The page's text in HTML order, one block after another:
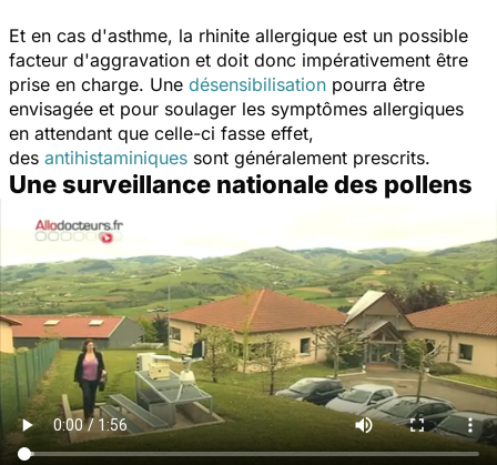
Et en cas d'asthme, la rhinite allergique est un possible
facteur d'aggravation et doit donc impérativement être
prise en charge. Une désensibilisation pourra être
envisagée et pour soulager les symptômes allergiques
en attendant que celle-ci fasse effet,
des antihistaminiques sont généralement prescrits.
Une surveillance nationale des pollens